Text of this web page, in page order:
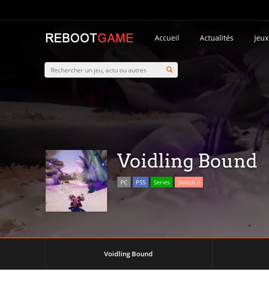
Accueil Actualités Jeux
Voidling Bound
PC PS5 Series Switch 2
Voidling Bound